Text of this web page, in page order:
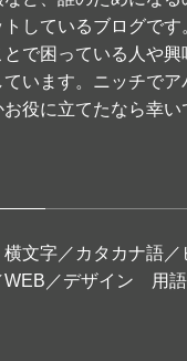
しているブログです
で困っている人や
います。ニッチで
お役に立てたなら幸
横文字／カタカナ語
WEB／デザイン 用